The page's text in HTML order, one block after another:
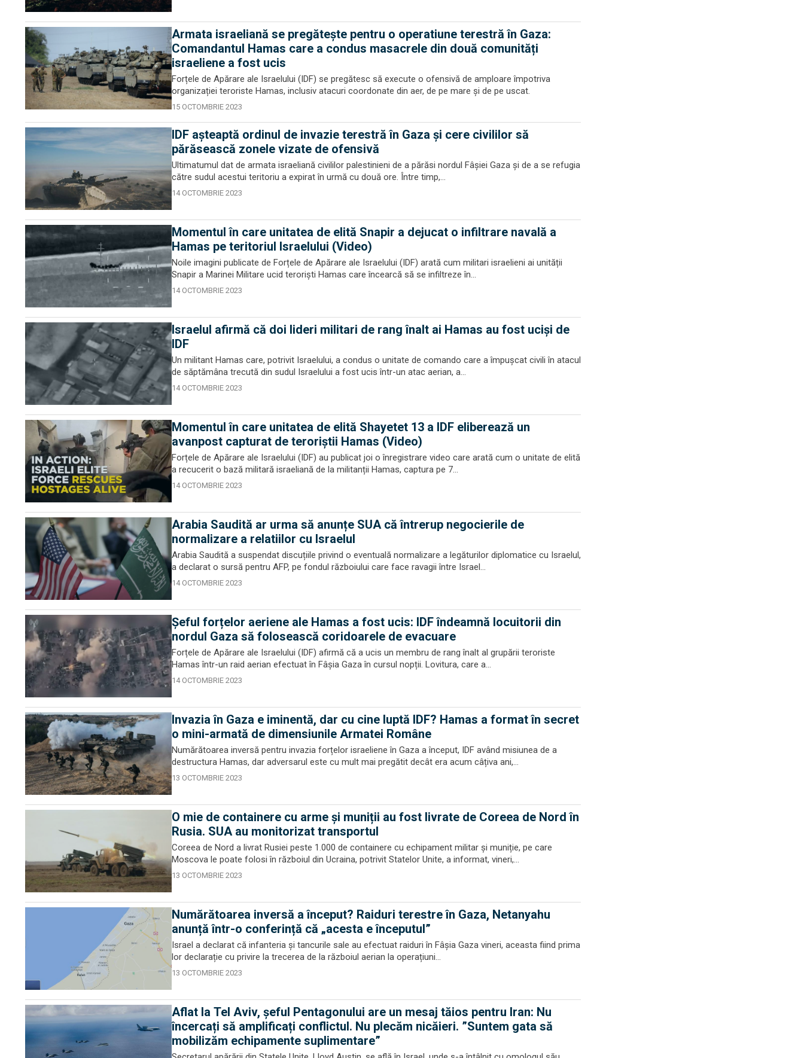
Armata israeliană se pregătește pentru o operatiune terestră în Gaza:
Comandantul Hamas care a condus masacrele din două comunități
israeliene a fost ucis
Forțele de Apărare ale Israelului (IDF) se pregătesc să execute o ofensivă de amploare împotriva
organizației teroriste Hamas, inclusiv atacuri coordonate din aer, de pe mare și de pe uscat.
15 OCTOMBRIE 2023
IDF aşteaptă ordinul de invazie terestră în Gaza şi cere civililor să
părăsească zonele vizate de ofensivă
Ultimatumul dat de armata israeliană civililor palestinieni de a părăsi nordul Fâşiei Gaza şi de a se refugia
către sudul acestui teritoriu a expirat în urmă cu două ore. Între timp,...
14 OCTOMBRIE 2023
Momentul în care unitatea de elită Snapir a dejucat o infiltrare navală a
Hamas pe teritoriul Israelului (Video)
Noile imagini publicate de Forțele de Apărare ale Israelului (IDF) arată cum militari israelieni ai unității
Snapir a Marinei Militare ucid teroriști Hamas care încearcă să se infiltreze în...
14 OCTOMBRIE 2023
Israelul afirmă că doi lideri militari de rang înalt ai Hamas au fost uciși de
IDF
Un militant Hamas care, potrivit Israelului, a condus o unitate de comando care a împușcat civili în atacul
de săptămâna trecută din sudul Israelului a fost ucis într-un atac aerian, a...
14 OCTOMBRIE 2023
Momentul în care unitatea de elită Shayetet 13 a IDF eliberează un
avanpost capturat de teroriştii Hamas (Video)
Forțele de Apărare ale Israelului (IDF) au publicat joi o înregistrare video care arată cum o unitate de elită
a recucerit o bază militară israeliană de la militanții Hamas, captura pe 7...
14 OCTOMBRIE 2023
Arabia Saudită ar urma să anunțe SUA că întrerup negocierile de
normalizare a relatiilor cu Israelul
Arabia Saudită a suspendat discuțiile privind o eventuală normalizare a legăturilor diplomatice cu Israelul,
a declarat o sursă pentru AFP, pe fondul războiului care face ravagii între Israel...
14 OCTOMBRIE 2023
Șeful forțelor aeriene ale Hamas a fost ucis: IDF îndeamnă locuitorii din
nordul Gaza să folosească coridoarele de evacuare
Forțele de Apărare ale Israelului (IDF) afirmă că a ucis un membru de rang înalt al grupării teroriste
Hamas într-un raid aerian efectuat în Fâșia Gaza în cursul nopții. Lovitura, care a...
14 OCTOMBRIE 2023
Invazia în Gaza e iminentă, dar cu cine luptă IDF? Hamas a format în secret
o mini-armată de dimensiunile Armatei Române
Numărătoarea inversă pentru invazia forțelor israeliene în Gaza a început, IDF având misiunea de a
destructura Hamas, dar adversarul este cu mult mai pregătit decât era acum câțiva ani,...
13 OCTOMBRIE 2023
O mie de containere cu arme și muniții au fost livrate de Coreea de Nord în
Rusia. SUA au monitorizat transportul
Coreea de Nord a livrat Rusiei peste 1.000 de containere cu echipament militar și muniție, pe care
Moscova le poate folosi în războiul din Ucraina, potrivit Statelor Unite, a informat, vineri,...
13 OCTOMBRIE 2023
Numărătoarea inversă a început? Raiduri terestre în Gaza, Netanyahu
anunță într-o conferință că „acesta e începutul”
Israel a declarat că infanteria și tancurile sale au efectuat raiduri în Fâșia Gaza vineri, aceasta fiind prima
lor declarație cu privire la trecerea de la războiul aerian la operațiuni...
13 OCTOMBRIE 2023
Aflat la Tel Aviv, șeful Pentagonului are un mesaj tăios pentru Iran: Nu
încercați să amplificați conflictul. Nu plecăm nicăieri. ”Suntem gata să
mobilizăm echipamente suplimentare”